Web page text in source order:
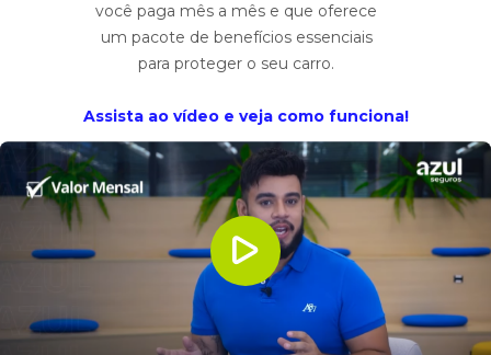
você paga mês a mês e que oferece
um pacote de benefícios essenciais
para proteger o seu carro.
Assista ao vídeo e veja como funciona!